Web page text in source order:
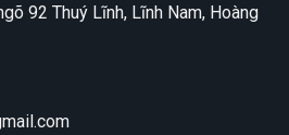
92 Thuý Lĩnh, Lĩnh Nam, Hoàng